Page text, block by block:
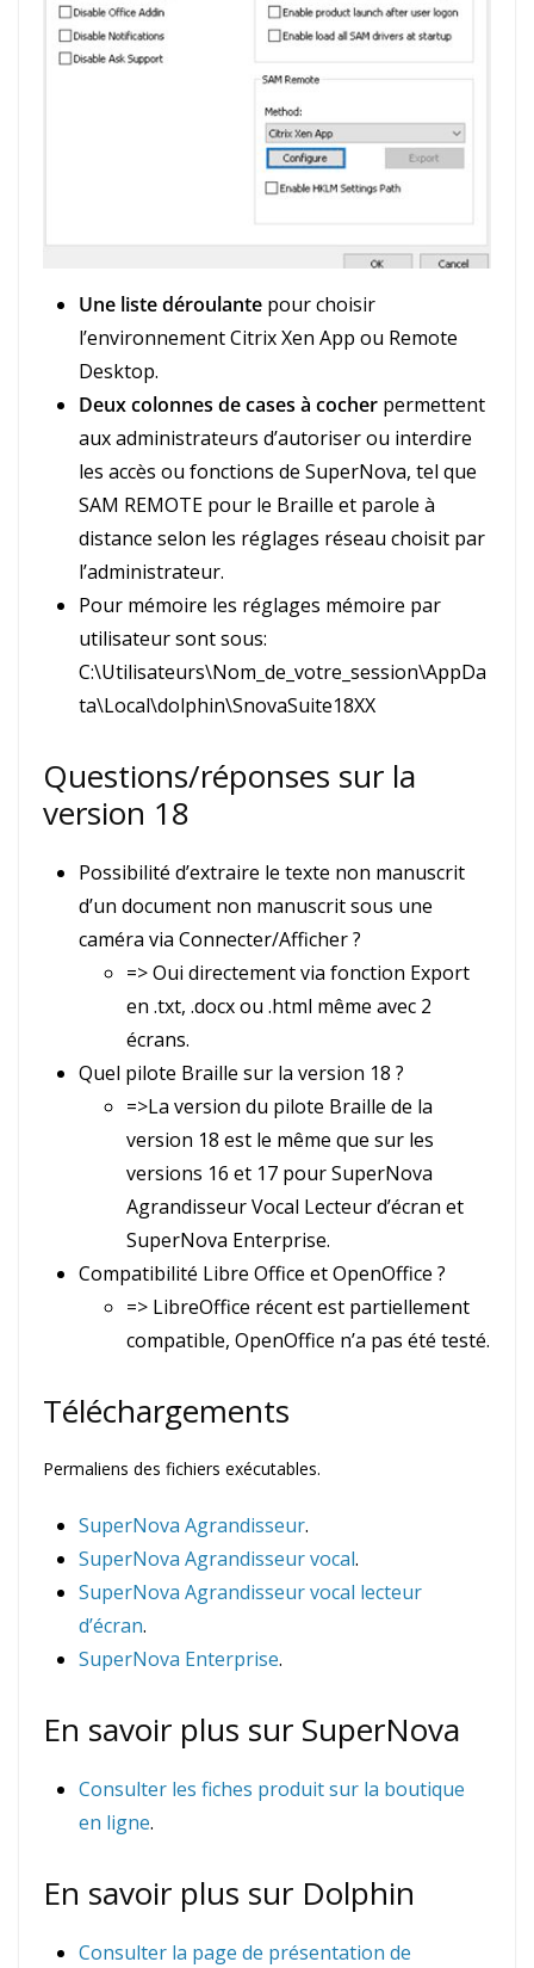
Une liste déroulante pour choisir
l’environnement Citrix Xen App ou Remote
Desktop.
Deux colonnes de cases à cocher permettent
aux administrateurs d’autoriser ou interdire
les accès ou fonctions de SuperNova, tel que
SAM REMOTE pour le Braille et parole à
distance selon les réglages réseau choisit par
l’administrateur.
Pour mémoire les réglages mémoire par
utilisateur sont sous:
C:\Utilisateurs\Nom_de_votre_session\AppDa
ta\Local\dolphin\SnovaSuite18XX
Questions/réponses sur la
version 18
Possibilité d’extraire le texte non manuscrit
d’un document non manuscrit sous une
caméra via Connecter/Afficher ?
=> Oui directement via fonction Export
en .txt, .docx ou .html même avec 2
écrans.
Quel pilote Braille sur la version 18 ?
=>La version du pilote Braille de la
version 18 est le même que sur les
versions 16 et 17 pour SuperNova
Agrandisseur Vocal Lecteur d’écran et
SuperNova Enterprise.
Compatibilité Libre Office et OpenOffice ?
=> LibreOffice récent est partiellement
compatible, OpenOffice n’a pas été testé.
Téléchargements
Permaliens des fichiers exécutables.
SuperNova Agrandisseur.
SuperNova Agrandisseur vocal.
SuperNova Agrandisseur vocal lecteur
d’écran.
SuperNova Enterprise.
En savoir plus sur SuperNova
Consulter les fiches produit sur la boutique
en ligne.
En savoir plus sur Dolphin
Consulter la page de présentation de